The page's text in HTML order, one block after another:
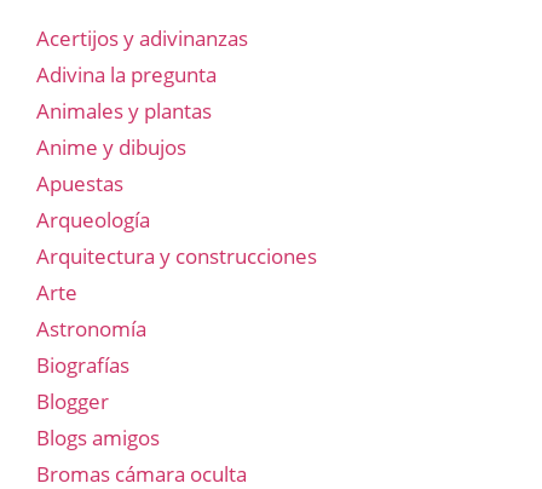
Acertijos y adivinanzas
Adivina la pregunta
Animales y plantas
Anime y dibujos
Apuestas
Arqueología
Arquitectura y construcciones
Arte
Astronomía
Biografías
Blogger
Blogs amigos
Bromas cámara oculta